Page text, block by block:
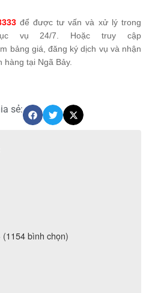
để được tư vấn và xử lý trong
vụ 24/7. Hoặc truy cập
bảng giá, đăng ký dịch vụ và nhận
tại Ngã Bảy.
sẻ:
(1154 bình chọn)